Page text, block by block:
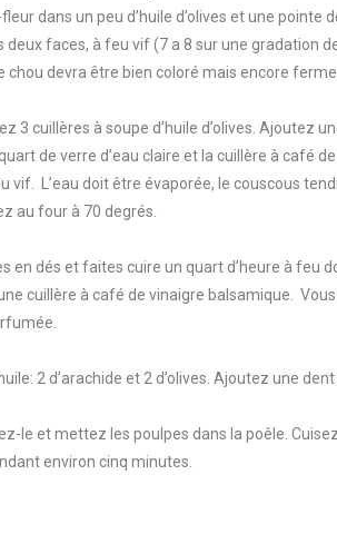
dans un peu d’huile d’olives et une pointe
deux faces, à feu vif (7 a 8 sur une gradation
chou devra être bien coloré mais encore
3 cuillères à soupe d’huile d’olives. Ajoutez
de verre d’eau claire et la cuillère à café
vif. L’eau doit être évaporée, le couscous
au four à 70 degrés.
en dés et faites cuire un quart d’heure à feu
cuillère à café de vinaigre balsamique.
2 d’arachide et 2 d’olives. Ajoutez une dent
le et mettez les poulpes dans la poêle.
environ cinq minutes.